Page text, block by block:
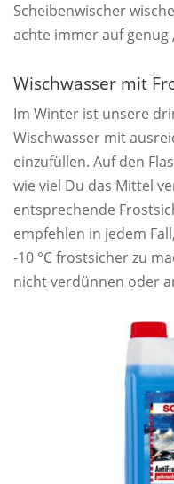
Scheibenwischer
achte immer auf genug
Wischwasser mit
Im Winter ist unsere
Wischwasser mit
einzufüllen. Auf den
wie viel Du das Mittel
entsprechende
empfehlen in jedem
-10 °C frostsicher zu
nicht verdünnen oder